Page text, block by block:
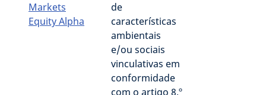
Markets
Equity Alpha
de
características
ambientais
e/ou sociais
vinculativas em
conformidade
com o artigo 8.º